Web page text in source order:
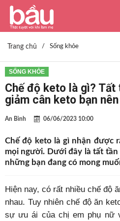
Trang chủ / Sống khỏe
SỐNG KHỎE
Chế độ keto là gì?
giảm cân keto bạn
An Bình 06/06/2023 10:00
Chế độ keto là gì nhận được
mọi người. Dưới đây là tất
những bạn đang có mong
Hiện nay, có rất nhiều chế độ
nhau. Tuy nhiên chế độ ăn
sự ưu ái của chị em phụ nữ